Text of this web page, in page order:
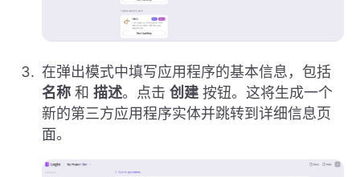
在弹出模式中填写应用程序的基本信息，包括
名称 和 描述。点击 创建 按钮。这将生成一个
新的第三方应用程序实体并跳转到详细信息页
面。